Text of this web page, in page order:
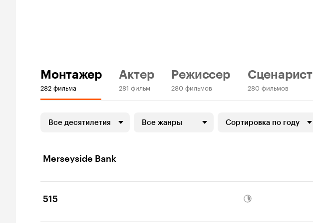
Монтажер
282 фильма
Актер
281 фильм
Режиссер
280 фильмов
Сценарист
280 фильмов
Все десятилетия Все жанры Сортировка по году
Merseyside Bank
515